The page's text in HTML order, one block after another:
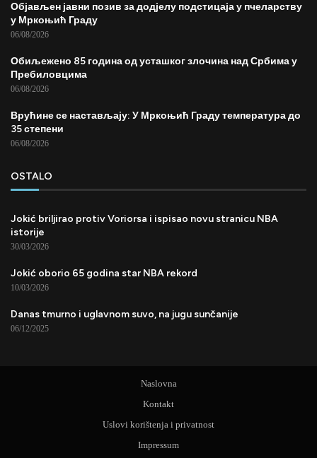
Објављен јавни позив за додјелу подстицаја у пчеларству
у Мркоњић Граду
06/08/2026
Обиљежено 85 година од усташког злочина над Србима у
Пребиловцима
06/08/2026
Врућине се настављају: У Мркоњић Граду температура до
35 степени
06/08/2026
OSTALO
Jokić briljirao protiv Voriorsa i ispisao novu stranicu NBA
istorije
30/03/2026
Jokić oborio 65 godina star NBA rekord
10/03/2026
Danas tmurno i uglavnom suvo, na jugu sunčanije
06/12/2025
Naslovna
Kontakt
Uslovi korištenja i privatnost
Impressum